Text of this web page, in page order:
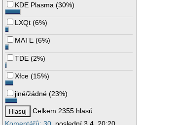
KDE Plasma (30%)
LXQt (6%)
MATE (6%)
TDE (2%)
Xfce (15%)
jiné/žádné (23%)
Celkem 2355 hlasů